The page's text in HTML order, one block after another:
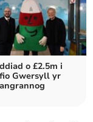
o £2.5m i
Gwersyll yr